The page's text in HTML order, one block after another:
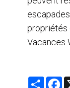
propriétés
Vacances
S
F